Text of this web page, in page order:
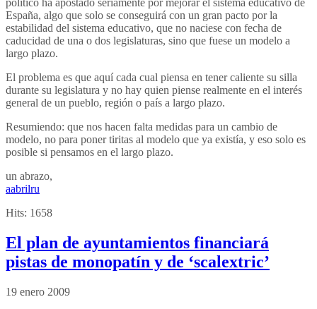
político ha apostado seriamente por mejorar el sistema educativo de
España, algo que solo se conseguirá con un gran pacto por la
estabilidad del sistema educativo, que no naciese con fecha de
caducidad de una o dos legislaturas, sino que fuese un modelo a
largo plazo.
El problema es que aquí cada cual piensa en tener caliente su silla
durante su legislatura y no hay quien piense realmente en el interés
general de un pueblo, región o país a largo plazo.
Resumiendo: que nos hacen falta medidas para un cambio de
modelo, no para poner tiritas al modelo que ya existía, y eso solo es
posible si pensamos en el largo plazo.
un abrazo,
aabrilru
Hits: 1658
El plan de ayuntamientos financiará
pistas de monopatín y de ‘scalextric’
19 enero 2009